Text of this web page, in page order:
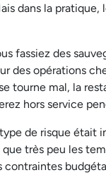
dans la pratique,
fassiez des
des opérations
tourne mal, la
hors service
de risque était
très peu les
contraintes